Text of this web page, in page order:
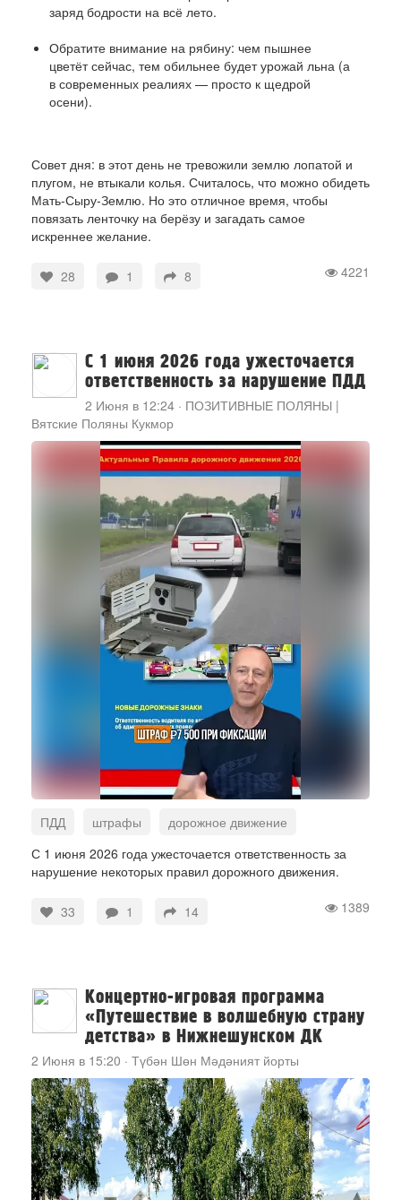
заряд бодрости на всё лето.
Обратите внимание на рябину: чем пышнее
цветёт сейчас, тем обильнее будет урожай льна (а
в современных реалиях — просто к щедрой
осени).
Совет дня: в этот день не тревожили землю лопатой и
плугом, не втыкали колья. Считалось, что можно обидеть
Мать-Сыру-Землю. Но это отличное время, чтобы
повязать ленточку на берёзу и загадать самое
искреннее желание.
4221
28 1 8
С 1 июня 2026 года ужесточается
ответственность за нарушение ПДД
2 Июня в 12:24 · ПОЗИТИВНЫЕ ПОЛЯНЫ |
Вятские Поляны Кукмор
ПДД штрафы
дорожное движение
С 1 июня 2026 года ужесточается ответственность за
нарушение некоторых правил дорожного движения.
1389
33 1 14
Концертно-игровая программа
«Путешествие в волшебную страну
детства» в Нижнешунском ДК
2 Июня в 15:20 · Түбән Шөн Мәдәният йорты